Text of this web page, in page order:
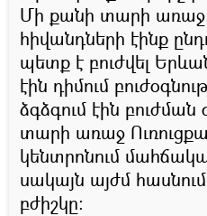
Մի քանի տարի առաջ,
հիվանդների էինք
պետք է բուժվել
էին դիմում
ձգձգում էին
տարի առաջ
կենտրոնում
սակայն այժմ
բժիշկը: